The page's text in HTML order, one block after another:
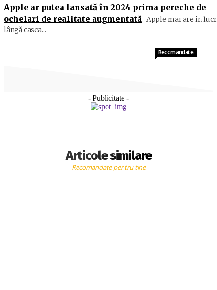
Apple ar putea lansată în 2024 prima pereche de
ochelari de realitate augmentată Apple mai are în
lângă casca...
- Publicitate -
Articole similare
Recomandate
Recomandate pentru tine